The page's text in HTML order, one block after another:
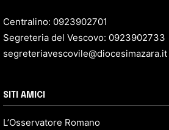
Centralino: 0923902701
Segreteria del Vescovo: 0923902733
segreteriavescovile@diocesimazara.it
SITI AMICI
L’Osservatore Romano